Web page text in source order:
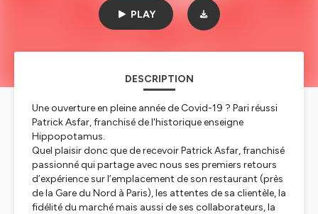
PLAY
DESCRIPTION
Une ouverture en pleine année de Covid-19 ? Pari réussi
Patrick Asfar, franchisé de l'historique enseigne
Hippopotamus.
Quel plaisir donc que de recevoir Patrick Asfar, franchisé
passionné qui partage avec nous ses premiers retours
d’expérience sur l’emplacement de son restaurant (près
de la Gare du Nord à Paris), les attentes de sa clientèle, la
fidélité du marché mais aussi de ses collaborateurs, la